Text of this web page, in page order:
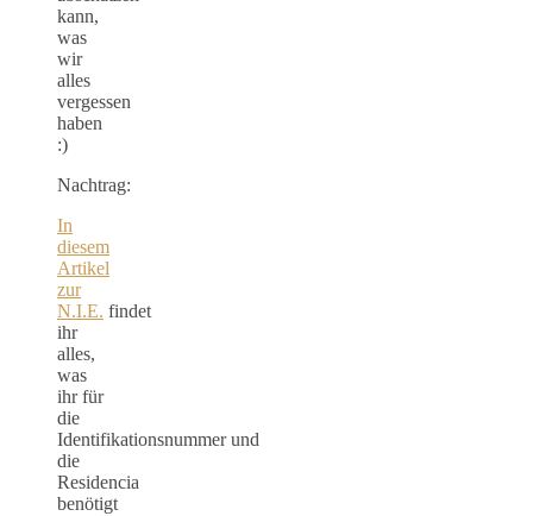
kann,
was
wir
alles
vergessen
haben
:)
Nachtrag:
In
diesem
Artikel
zur
N.I.E. findet
ihr
alles,
was
ihr für
die
Identifikationsnummer und
die
Residencia
benötigt